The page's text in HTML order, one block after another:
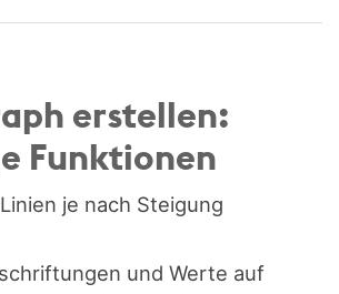
erstellen:
Funktionen
je nach Steigung
und Werte auf